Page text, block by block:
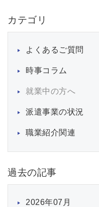
カテゴリ
よくあるご質問
時事コラム
就業中の方へ
派遣事業の状況
職業紹介関連
過去の記事
2026年07月